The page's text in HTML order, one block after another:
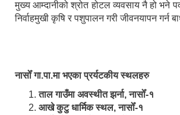
मुख्य आम्दानीको श्रोत होटल व्यवसाय नै हो भने
निर्वाहमुखी कृषि र पशुपालन गरी जीवनयापन गर्न
नासोँ गा.पा.मा भएका प्रर्यटकीय स्थलहरु
ताल गाउँमा अवस्थीत झर्ना, नासोँ-१
आखे कुटु धार्मिक स्थल, नासोँ-१